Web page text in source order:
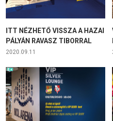
ITT NÉZHETŐ VISSZA A HAZAI
PÁLYÁN RAVASZ TIBORRAL
2020.09.11